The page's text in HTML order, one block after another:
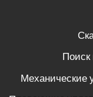
Поиск
Механические